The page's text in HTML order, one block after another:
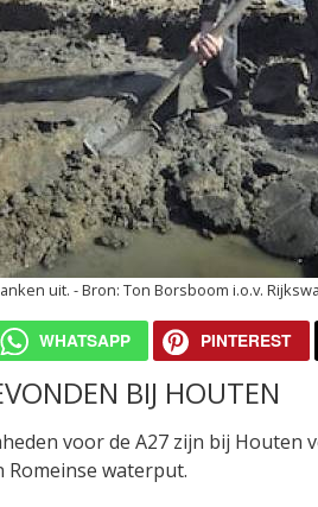
uit. Ton Borsboom i.o.v.
WHATSAPP PINTEREST
BIJ HOUTEN
voor de A27 zijn bij Houten
Romeinse waterput.